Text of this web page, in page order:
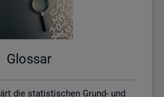
Glos­sar
die statistischen Grund- und